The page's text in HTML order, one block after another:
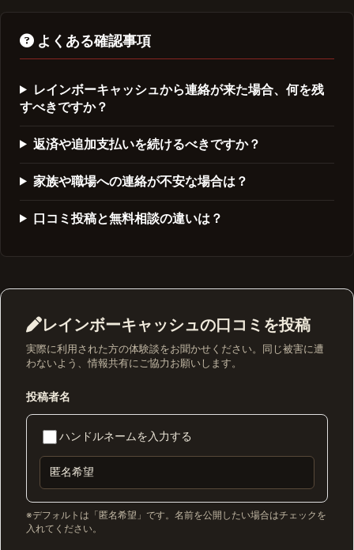
よくある確認事項
レインボーキャッシュから連絡が来た場合、何を残
すべきですか？
返済や追加支払いを続けるべきですか？
家族や職場への連絡が不安な場合は？
口コミ投稿と無料相談の違いは？
レインボーキャッシュの口コミを投稿
実際に利用された方の体験談をお聞かせください。同じ被害に遭
わないよう、情報共有にご協力お願いします。
投稿者名
ハンドルネームを入力する
※デフォルトは「匿名希望」です。名前を公開したい場合はチェックを
入れてください。